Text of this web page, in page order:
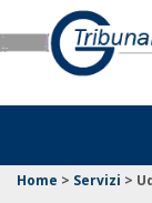
Home > Servizi >